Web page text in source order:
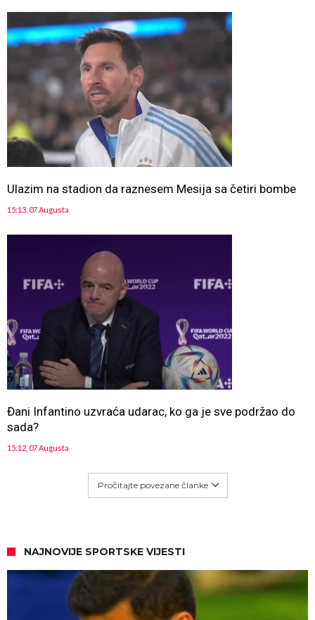
Ulazim na stadion da raznesem Mesija sa četiri bombe
15:13, 07 Augusta
Đani Infantino uzvraća udarac, ko ga je sve podržao do
sada?
15:12, 07 Augusta
Pročitajte povezane članke
NAJNOVIJE SPORTSKE VIJESTI